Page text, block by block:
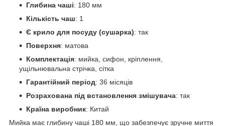
Глибина чаші: 180 мм
Кількість чаш: 1
Є крило для посуду (сушарка): так
Поверхня: матова
Комплектація: мийка, сифон, кріплення,
ущільнювальна стрічка, сітка
Гарантійний період: 36 місяців
Розрахована під встановлення змішувача: так
Країна виробник: Китай
Мийка має глибину чаші 180 мм, що забезпечує зручне миття